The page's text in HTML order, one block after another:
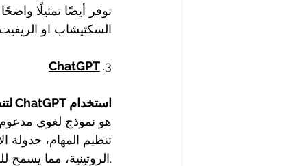
توفر أيضًا تمثيلًا
السكتيشاب او
3.
ChatGPT
استخدام ChatGPT لتنظيم المهام وتحسين التواصل
تنظيم المهام، جدولة
الروتينية، مما يسمح للمعماريين بالتركيز أكثر على الجوانب الإبداعية لمشاريعهم.